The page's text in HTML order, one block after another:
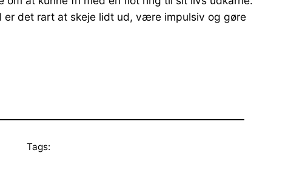
det rart at skeje lidt ud, være impulsiv og gøre
Tags: